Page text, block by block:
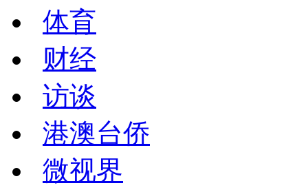
体育
财经
访谈
港澳台侨
微视界